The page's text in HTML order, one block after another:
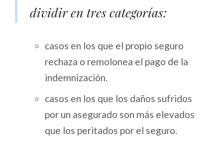
dividir en tres categorías:
casos en los que el propio seguro
rechaza o remolonea el pago de la
indemnización.
casos en los que los daños sufridos
por un asegurado son más elevados
que los peritados por el seguro.